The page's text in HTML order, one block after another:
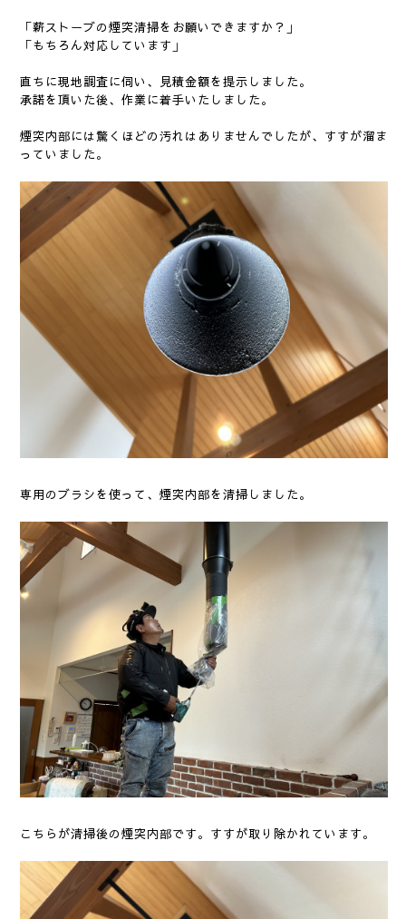
「薪ストーブの煙突清掃をお願いできますか？」
「もちろん対応しています」
直ちに現地調査に伺い、見積金額を提示しました。
承諾を頂いた後、作業に着手いたしました。
煙突内部には驚くほどの汚れはありませんでしたが、すすが溜ま
っていました。
専用のブラシを使って、煙突内部を清掃しました。
こちらが清掃後の煙突内部です。すすが取り除かれています。